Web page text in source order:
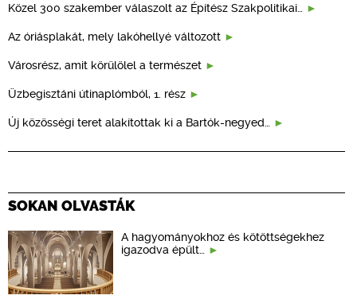
Közel 300 szakember válaszolt az Építész Szakpolitikai…
Az óriásplakát, mely lakóhellyé változott
Városrész, amit körülölel a természet
Üzbegisztáni útinaplómból, 1. rész
Új közösségi teret alakítottak ki a Bartók-negyed…
SOKAN OLVASTÁK
A hagyományokhoz és kötöttségekhez
igazodva épült…